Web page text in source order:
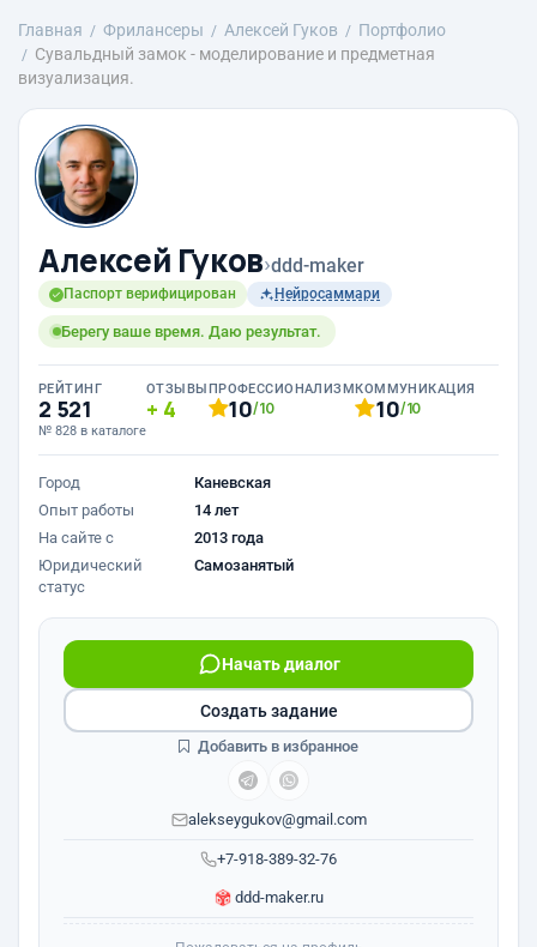
Главная Фрилансеры Алексей Гуков
Портфолио
Сувальдный замок - моделирование и предметная
визуализация.
Алексей Гуков›ddd-maker
Паспорт верифицирован Нейросаммари
Берегу ваше время. Даю результат.
РЕЙТИНГ
2 521
№ 828 в каталоге
ОТЗЫВЫ
4
ПРОФЕССИОНАЛИЗМ
10/10
КОММУНИКАЦИЯ
10/10
Город
Каневская
Опыт работы
14 лет
На сайте с
2013 года
Юридический
статус
Самозанятый
+7-918-389-32-76
Начать диалог
alekseygukov@gmail.com
ddd-maker.ru
Создать задание
Добавить в избранное